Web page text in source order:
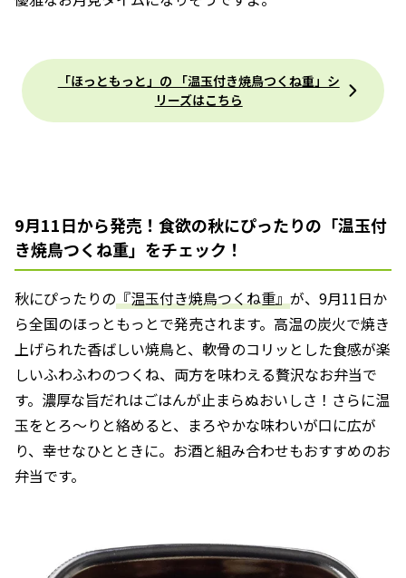
「ほっともっと」の 「温玉付き焼鳥つくね重」シ
リーズはこちら
9月11日から発売！食欲の秋にぴったりの「温玉付
き焼鳥つくね重」をチェック！
秋にぴったりの『温玉付き焼鳥つくね重』が、9月11日か
ら全国のほっともっとで発売されます。高温の炭火で焼き
上げられた香ばしい焼鳥と、軟骨のコリッとした食感が楽
しいふわふわのつくね、両方を味わえる贅沢なお弁当で
す。濃厚な旨だれはごはんが止まらぬおいしさ！さらに温
玉をとろ～りと絡めると、まろやかな味わいが口に広が
り、幸せなひとときに。お酒と組み合わせもおすすめのお
弁当です。